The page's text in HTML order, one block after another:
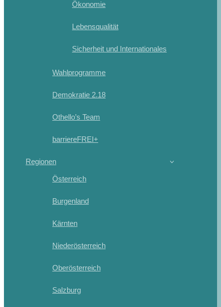
Ökonomie
Lebensqualität
Sicherheit und Internationales
Wahlprogramme
Demokratie 2.18
Othello’s Team
barriereFREI+
Regionen
Österreich
Burgenland
Kärnten
Niederösterreich
Oberösterreich
Salzburg